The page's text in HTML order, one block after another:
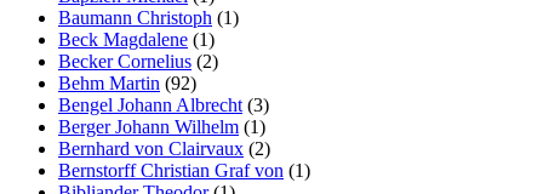
Baumann Christoph (1)
Beck Magdalene (1)
Becker Cornelius (2)
Behm Martin (92)
Bengel Johann Albrecht (3)
Berger Johann Wilhelm (1)
Bernhard von Clairvaux (2)
Bernstorff Christian Graf von (1)